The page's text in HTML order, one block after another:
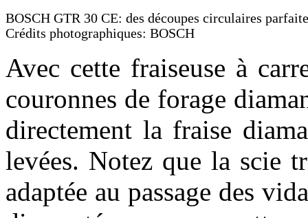
BOSCH GTR 30 CE: des découpes circulaires
Crédits photographiques: BOSCH
Avec cette fraiseuse à
couronnes de forage
directement la fraise
levées. Notez que la scie
adaptée au passage des